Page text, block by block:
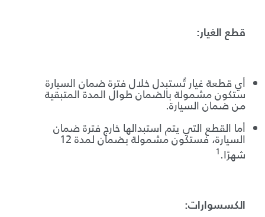
قطع الغيار:
أي قطعة غيار تُستبدل خلال فترة ضمان السيارة
ستكون مشمولة بالضمان طوال المدة المتبقية
من ضمان السيارة.
أما القطع التي يتم استبدالها خارج فترة ضمان
السيارة، فستكون مشمولة بضمان لمدة 12
شهرًا.1
الكسسوارات: